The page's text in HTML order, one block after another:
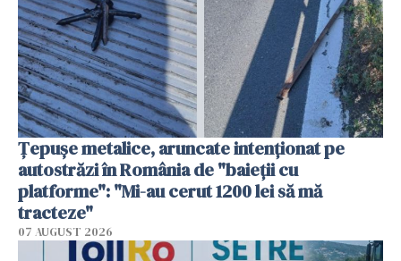
Țepușe metalice, aruncate intenționat pe
autostrăzi în România de "baieții cu
platforme": "Mi-au cerut 1200 lei să mă
tracteze"
07 AUGUST 2026